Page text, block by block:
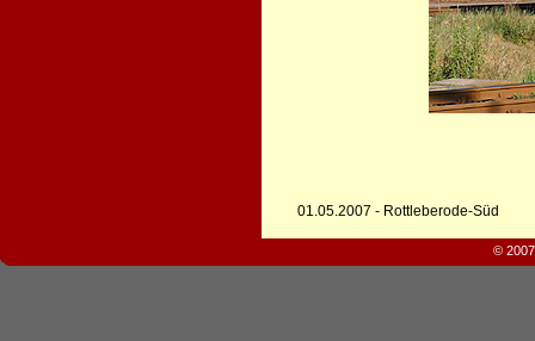
01.05.2007 - Rottleberode-Süd
©